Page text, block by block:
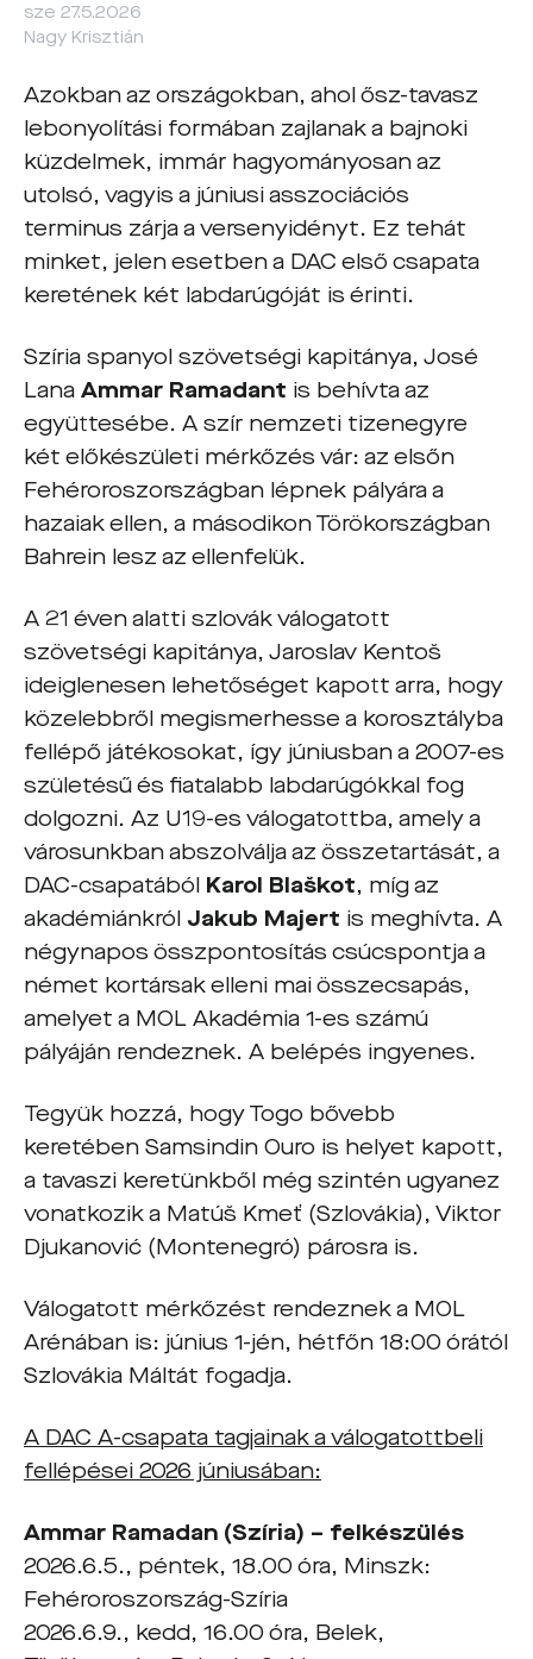
sze 27.5.2026
Nagy Krisztián
Azokban az országokban, ahol ősz-tavasz
lebonyolítási formában zajlanak a bajnoki
küzdelmek, immár hagyományosan az
utolsó, vagyis a júniusi asszociációs
terminus zárja a versenyidényt. Ez tehát
minket, jelen esetben a DAC első csapata
keretének két labdarúgóját is érinti.
Szíria spanyol szövetségi kapitánya, José
Lana Ammar Ramadant is behívta az
együttesébe. A szír nemzeti tizenegyre
két előkészületi mérkőzés vár: az elsőn
Fehéroroszországban lépnek pályára a
hazaiak ellen, a másodikon Törökországban
Bahrein lesz az ellenfelük.
A 21 éven alatti szlovák válogatott
szövetségi kapitánya, Jaroslav Kentoš
ideiglenesen lehetőséget kapott arra, hogy
közelebbről megismerhesse a korosztályba
fellépő játékosokat, így júniusban a 2007-es
születésű és fiatalabb labdarúgókkal fog
dolgozni. Az U19-es válogatottba, amely a
városunkban abszolválja az összetartását, a
DAC-csapatából Karol Blaškot, míg az
akadémiánkról Jakub Majert is meghívta. A
négynapos összpontosítás csúcspontja a
német kortársak elleni mai összecsapás,
amelyet a MOL Akadémia 1-es számú
pályáján rendeznek. A belépés ingyenes.
Tegyük hozzá, hogy Togo bővebb
keretében Samsindin Ouro is helyet kapott,
a tavaszi keretünkből még szintén ugyanez
vonatkozik a Matúš Kmeť (Szlovákia), Viktor
Djukanović (Montenegró) párosra is.
Válogatott mérkőzést rendeznek a MOL
Arénában is: június 1-jén, hétfőn 18:00 órától
Szlovákia Máltát fogadja.
A DAC A-csapata tagjainak a válogatottbeli
fellépései 2026 júniusában:
Ammar Ramadan (Szíria) – felkészülés
2026.6.5., péntek, 18.00 óra, Minszk:
Fehéroroszország-Szíria
2026.6.9., kedd, 16.00 óra, Belek,